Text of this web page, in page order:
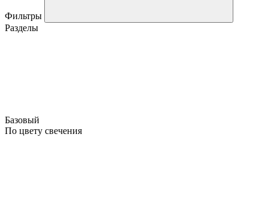
Фильтры
Разделы
Базовый
По цвету свечения